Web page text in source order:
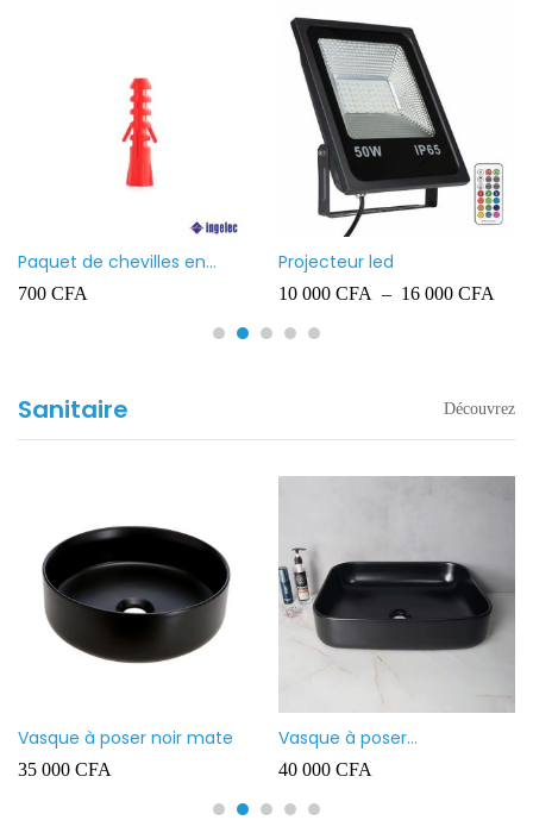
Paquet de chevilles en
plastique Ingelec – 8
700 CFA
Projecteur led
10 000 CFA – 16 000 CFA
Sanitaire Découvrez
Vasque à poser noir mate
35 000 CFA
Vasque à poser
rectangulaire noir mate
40 000 CFA